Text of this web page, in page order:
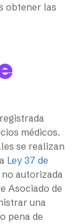
obtener las
médicos.
se realizan
Ley 37 de
autorizada
Asociado de
una
pena de